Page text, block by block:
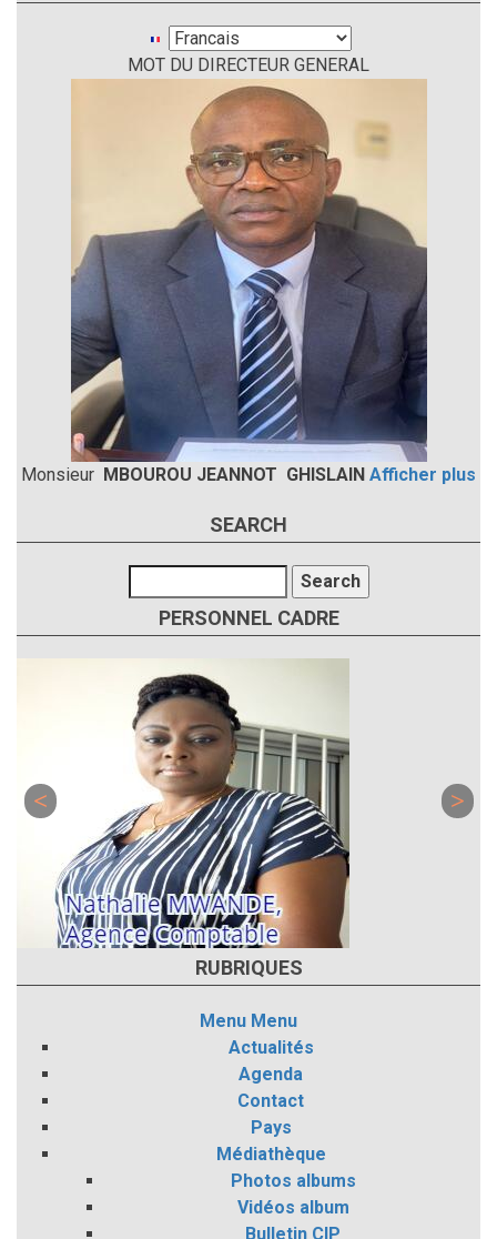
Select
your
language
MOT DU DIRECTEUR GENERAL
Monsieur MBOUROU JEANNOT GHISLAIN Afficher plus
SEARCH
PERSONNEL CADRE
RUBRIQUES
Menu Menu
Actualités
Agenda
Contact
Pays
Médiathèque
Photos albums
Vidéos album
Bulletin CIP